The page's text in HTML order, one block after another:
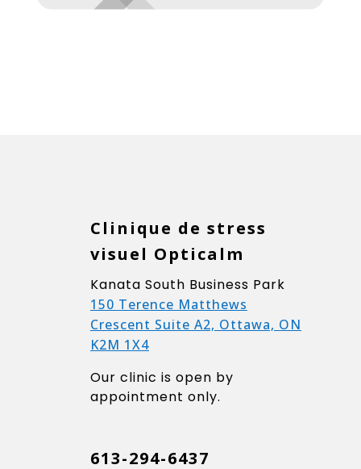
Clinique de stress
visuel Opticalm
Kanata South Business Park
150 Terence Matthews
Crescent Suite A2, Ottawa, ON
K2M 1X4
Our clinic is open by
appointment only.
613-294-6437